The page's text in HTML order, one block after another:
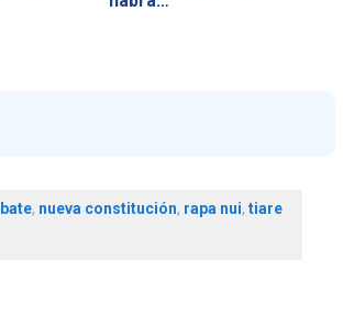
, nueva constitución, rapa nui, tiare